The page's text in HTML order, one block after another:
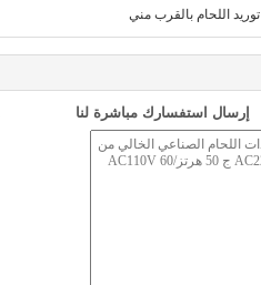
توريد اللحام بالقرب مني
إرسال استفسارك مباشرة لنا